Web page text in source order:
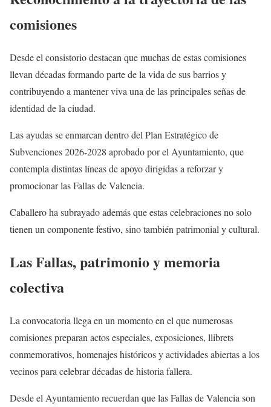
comisiones
Desde el consistorio destacan que muchas de estas comisiones
llevan décadas formando parte de la vida de sus barrios y
contribuyendo a mantener viva una de las principales señas de
identidad de la ciudad.
Las ayudas se enmarcan dentro del Plan Estratégico de
Subvenciones 2026-2028 aprobado por el Ayuntamiento, que
contempla distintas líneas de apoyo dirigidas a reforzar y
promocionar las Fallas de Valencia.
Caballero ha subrayado además que estas celebraciones no solo
tienen un componente festivo, sino también patrimonial y cultural.
Las Fallas, patrimonio y memoria
colectiva
La convocatoria llega en un momento en el que numerosas
comisiones preparan actos especiales, exposiciones, llibrets
conmemorativos, homenajes históricos y actividades abiertas a los
vecinos para celebrar décadas de historia fallera.
Desde el Ayuntamiento recuerdan que las Fallas de Valencia son